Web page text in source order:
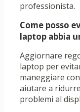
professionista.
Come posso
laptop abbia
Aggiornare
laptop per
maneggiare
aiutare a
problemi al